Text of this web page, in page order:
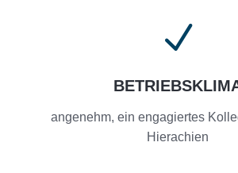
N
angenehm, ein engagiertes
Hierachien